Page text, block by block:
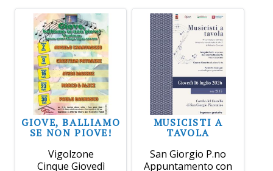
GIOVE, BALLIAMO
SE NON PIOVE!
Vigolzone
Cinque Giovedì
MUSICISTI A
TAVOLA
San Giorgio P.no
Appuntamento con